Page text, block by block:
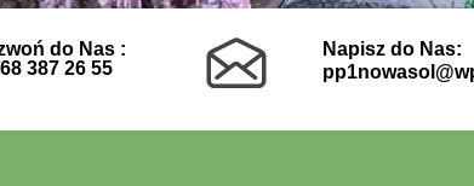
Napisz do Nas:
do Nas :
68 387 26 55